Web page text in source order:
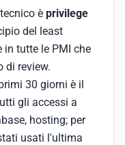
è privilege
del least
in tutte le PMI che
di review.
30 giorni è il
gli accessi a
hosting; per
usati l'ultima